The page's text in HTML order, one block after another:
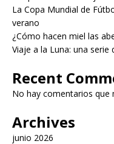
La Copa Mundial de
verano
¿Cómo hacen miel las
Viaje a la Luna: una serie
Recent
No hay comentarios que
Archives
junio 2026